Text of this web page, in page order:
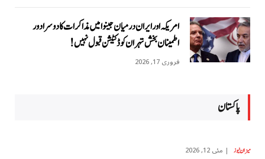
امریکہ اور ایران درمیان جینوا میں مذاکرات کا دوسرا دور
اطمینان بخش تہران کو ڈکٹیشن قبول نہیں!
فروری 17, 2026
پاکستان
میزان نیوز مئی 12, 2026